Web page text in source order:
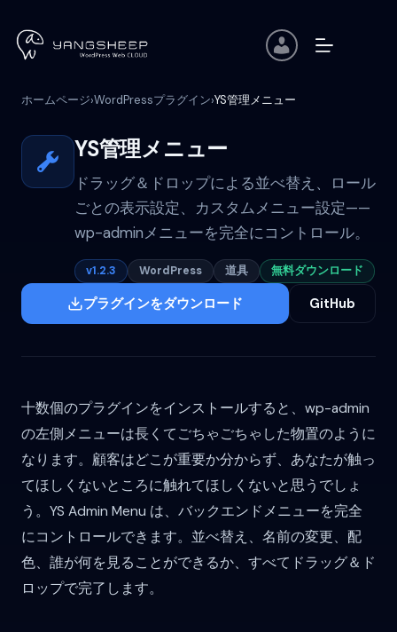
ホームページ›WordPressプラグイン›YS管理メニュー
YS管理メニュー
ドラッグ＆ドロップによる並べ替え、ロール
ごとの表示設定、カスタムメニュー設定——
wp-adminメニューを完全にコントロール。
v1.2.3 WordPress 道具 無料ダウンロード
プラグインをダウンロード GitHub
十数個のプラグインをインストールすると、wp-admin
の左側メニューは長くてごちゃごちゃした物置のように
なります。顧客はどこが重要か分からず、あなたが触っ
てほしくないところに触れてほしくないと思うでしょ
う。YS Admin Menu は、バックエンドメニューを完全
にコントロールできます。並べ替え、名前の変更、配
色、誰が何を見ることができるか、すべてドラッグ＆ド
ロップで完了します。